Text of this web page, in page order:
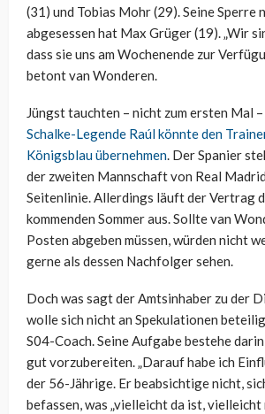
(31) und Tobias Mohr (29). Seine Sperre
abgesessen hat Max Grüger (19). „Wir
dass sie uns am Wochenende zur
betont van Wonderen.
Jüngst tauchten – nicht zum ersten Mal
Schalke-Legende Raúl könnte den
Königsblau übernehmen. Der Spanier
der zweiten Mannschaft von Real
Seitenlinie. Allerdings läuft der Vertrag
kommenden Sommer aus. Sollte van
Posten abgeben müssen, würden nicht
gerne als dessen Nachfolger sehen.
Doch was sagt der Amtsinhaber zu der
wolle sich nicht an Spekulationen
S04-Coach. Seine Aufgabe bestehe
gut vorzubereiten. „Darauf habe ich
der 56-Jährige. Er beabsichtige nicht,
befassen, was „vielleicht da ist, vielleicht